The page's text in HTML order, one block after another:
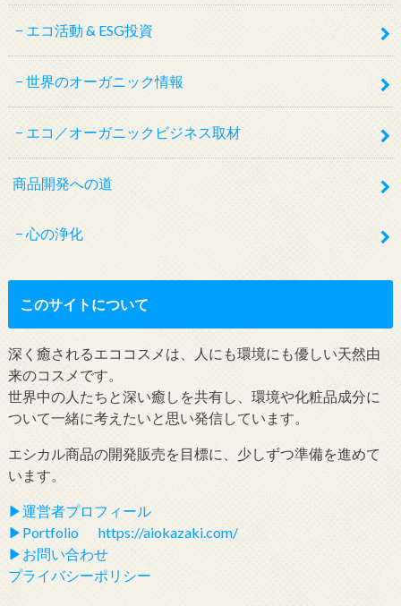
エコ活動 & ESG投資
世界のオーガニック情報
エコ／オーガニックビジネス取材
商品開発への道
心の浄化
このサイトについて
深く癒されるエココスメは、人にも環境にも優しい天然由
来のコスメです。
世界中の人たちと深い癒しを共有し、環境や化粧品成分に
ついて一緒に考えたいと思い発信しています。
エシカル商品の開発販売を目標に、少しずつ準備を進めて
います。
▶︎運営者プロフィール
▶︎Portfolio https://aiokazaki.com/
▶︎お問い合わせ
プライバシーポリシー